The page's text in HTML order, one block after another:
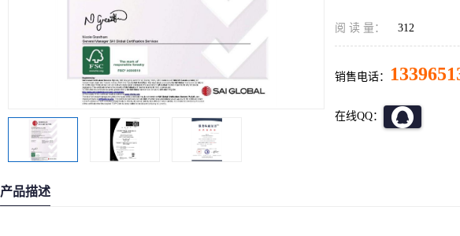
阅 读 量： 312
销售电话：
在线QQ：
产品描述